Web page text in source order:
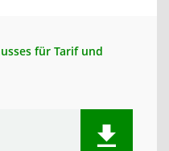
für Tarif und